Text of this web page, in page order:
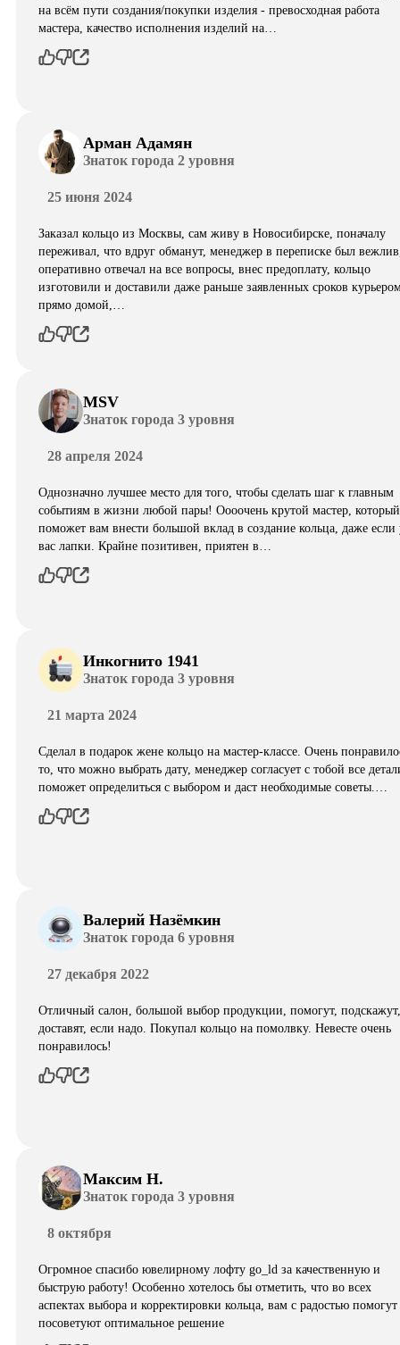
на всём пути создания/покупки изделия - превосходная работа
мастера, качество исполнения изделий на…
Арман Адамян
Знаток города 2 уровня
25 июня 2024
Заказал кольцо из Москвы, сам живу в Новосибирске, поначалу
переживал, что вдруг обманут, менеджер в переписке был
оперативно отвечал на все вопросы, внес предоплату, кольцо
изготовили и доставили даже раньше заявленных сроков
прямо домой,…
MSV
Знаток города 3 уровня
28 апреля 2024
Однозначно лучшее место для того, чтобы сделать шаг к главным
событиям в жизни любой пары! Оооочень крутой мастер, который
поможет вам внести большой вклад в создание кольца, даже если
вас лапки. Крайне позитивен, приятен в…
Инкогнито 1941
Знаток города 3 уровня
21 марта 2024
Сделал в подарок жене кольцо на мастер-классе. Очень
то, что можно выбрать дату, менеджер согласует с тобой все
поможет определиться с выбором и даст необходимые советы.…
Валерий Назёмкин
Знаток города 6 уровня
27 декабря 2022
Отличный салон, большой выбор продукции, помогут, подскажут,
доставят, если надо. Покупал кольцо на помолвку. Невесте очень
понравилось!
Максим Н.
Знаток города 3 уровня
8 октября
Огромное спасибо ювелирному лофту go_ld за качественную и
быструю работу! Особенно хотелось бы отметить, что во всех
аспектах выбора и корректировки кольца, вам с радостью
посоветуют оптимальное решение